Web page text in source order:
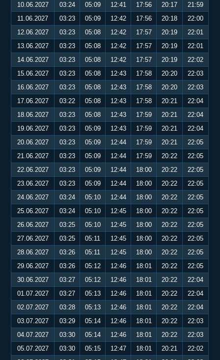
10.06.2027
03:24 05:09 12:41 17:56 20:17
21:59
11.06.2027
03:23 05:09 12:42 17:56 20:18
22:00
12.06.2027
03:23 05:08 12:42 17:57 20:19
22:01
13.06.2027
03:23 05:08 12:42 17:57 20:19
22:01
14.06.2027
03:23 05:08 12:42 17:57 20:19
22:02
15.06.2027
03:23 05:08 12:43 17:58 20:20
22:03
16.06.2027
03:23 05:08 12:43 17:58 20:20
22:03
17.06.2027
03:22 05:08 12:43 17:58 20:21
22:04
18.06.2027
03:23 05:08 12:43 17:59 20:21
22:04
19.06.2027
03:23 05:09 12:43 17:59 20:21
22:04
20.06.2027
03:23 05:09 12:44 17:59 20:21
22:05
21.06.2027
03:23 05:09 12:44 17:59 20:22
22:05
22.06.2027
03:23 05:09 12:44 18:00 20:22
22:05
23.06.2027
03:23 05:09 12:44 18:00 20:22
22:05
24.06.2027
03:24 05:10 12:44 18:00 20:22
22:05
25.06.2027
03:24 05:10 12:45 18:00 20:22
22:05
26.06.2027
03:25 05:10 12:45 18:00 20:22
22:05
27.06.2027
03:25 05:11 12:45 18:00 20:22
22:05
28.06.2027
03:26 05:11 12:45 18:00 20:22
22:05
29.06.2027
03:26 05:12 12:46 18:01 20:22
22:05
30.06.2027
03:27 05:12 12:46 18:01 20:22
22:04
01.07.2027
03:27 05:13 12:46 18:01 20:22
22:04
02.07.2027
03:28 05:13 12:46 18:01 20:22
22:04
03.07.2027
03:29 05:14 12:46 18:01 20:22
22:03
04.07.2027
03:30 05:14 12:46 18:01 20:22
22:03
05.07.2027
03:30 05:15 12:47 18:01 20:21
22:02